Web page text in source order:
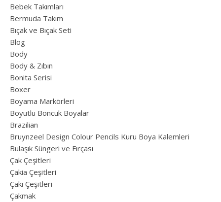
Bebek Takımları
Bermuda Takım
Bıçak ve Bıçak Seti
Blog
Body
Body & Zıbın
Bonita Serisi
Boxer
Boyama Markörleri
Boyutlu Boncuk Boyalar
Brazilian
Bruynzeel Design Colour Pencils Kuru Boya Kalemleri
Bulaşık Süngeri ve Fırçası
Çak Çeşitleri
Çakia Çeşitleri
Çakı Çeşitleri
Çakmak